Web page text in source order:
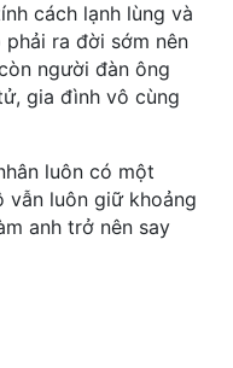
cách lạnh lùng và
ra đời sớm nên
người đàn ông
gia đình vô cùng
luôn có một
vẫn luôn giữ khoảng
anh trở nên say